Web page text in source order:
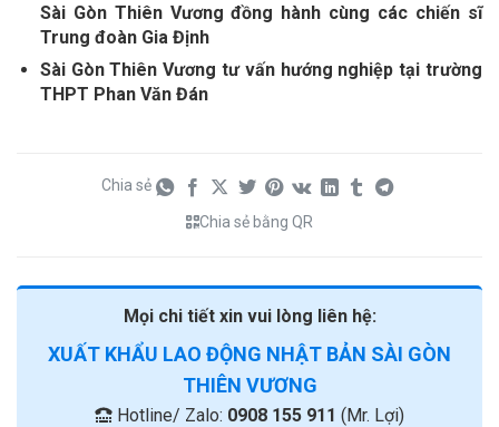
Sài Gòn Thiên Vương đồng hành cùng các chiến sĩ
Trung đoàn Gia Định
Sài Gòn Thiên Vương tư vấn hướng nghiệp tại trường
THPT Phan Văn Đán
Chia sẻ
Chia sẻ bằng QR
Mọi chi tiết xin vui lòng liên hệ:
XUẤT KHẨU LAO ĐỘNG NHẬT BẢN SÀI GÒN
THIÊN VƯƠNG
Hotline/ Zalo: 0908 155 911 (Mr. Lợi)